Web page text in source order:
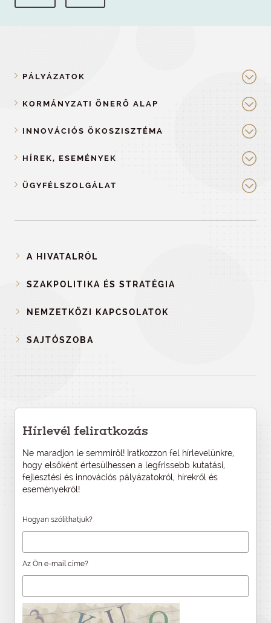
PÁLYÁZATOK
KORMÁNYZATI ÖNERŐ ALAP
INNOVÁCIÓS ÖKOSZISZTÉMA
HÍREK, ESEMÉNYEK
ÜGYFÉLSZOLGÁLAT
A HIVATALRÓL
SZAKPOLITIKA ÉS STRATÉGIA
NEMZETKÖZI KAPCSOLATOK
SAJTÓSZOBA
Hírlevél feliratkozás
Ne maradjon le semmiről! Iratkozzon fel hírlevelünkre,
hogy elsőként értesülhessen a legfrissebb kutatási,
fejlesztési és innovációs pályázatokról, hírekről és
eseményekről!
Hogyan szólíthatjuk?
Az Ön e-mail címe?